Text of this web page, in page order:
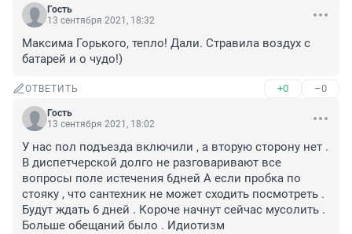
Гость
13 сентября 2021, 18:32
Максима Горького, тепло! Дали. Стравила воздух с
батарей и о чудо!)
ОТВЕТИТЬ +0 –0
Гость
13 сентября 2021, 18:02
У нас пол подъезда включили , а вторую сторону нет .
В диспетчерской долго не разговаривают все
вопросы поле истечения 6дней А если пробка по
стояку , что сантехник не может сходить посмотреть .
Будут ждать 6 дней . Короче начнут сейчас мусолить .
Больше обещаний было . Идиотизм